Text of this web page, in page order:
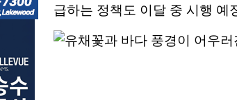
급하는 정책도 이달 중 시행 예